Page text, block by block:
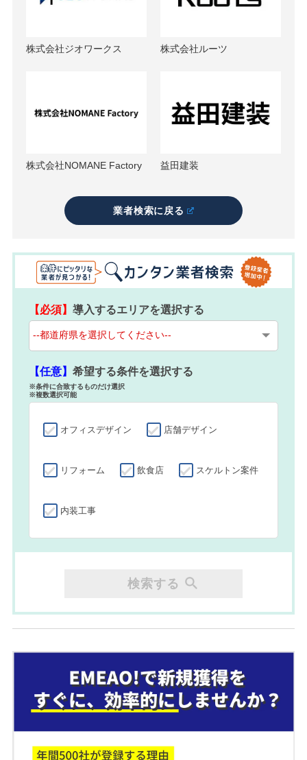
株式会社ジオワークス 株式会社ルーツ
株式会社NOMANE Factory 益田建装
業者検索に戻る
【必須】導入するエリアを選択する
【任意】希望する条件を選択する
※条件に合致するものだけ選択
※複数選択可能
オフィスデザイン 店舗デザイン
リフォーム 飲食店 スケルトン案件
内装工事
検索する